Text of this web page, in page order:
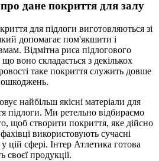
дане покриття для залу
для підлоги виготовляються зі
допомагає пом'якшити і
Відмітна риса підлогового
воно складається з декількох
таке покриття служить довше
найбільш якісні матеріали для
підлоги. Ми ретельно відбираємо
щоб створити покриття, яке дійсно
використовують сучасні
цій сфері. Інтер Атлетика готова
своєї продукції.